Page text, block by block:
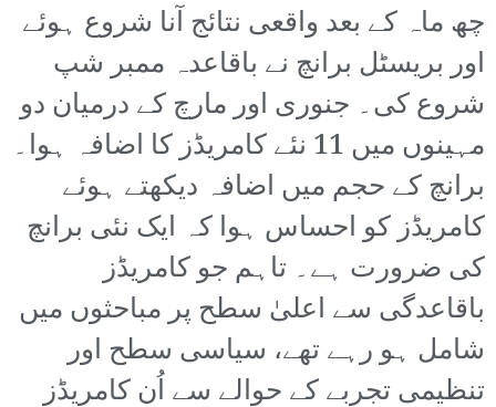
چھ ماہ کے بعد واقعی نتائج آنا شروع ہوئے
اور بریسٹل برانچ نے باقاعدہ ممبر شپ
شروع کی۔ جنوری اور مارچ کے درمیان دو
مہینوں میں 11 نئے کامریڈز کا اضافہ ہوا۔
برانچ کے حجم میں اضافہ دیکھتے ہوئے
کامریڈز کو احساس ہوا کہ ایک نئی برانچ
کی ضرورت ہے۔ تاہم جو کامریڈز
باقاعدگی سے اعلیٰ سطح پر مباحثوں میں
شامل ہو رہے تھے، سیاسی سطح اور
تنظیمی تجربے کے حوالے سے اُن کامریڈز